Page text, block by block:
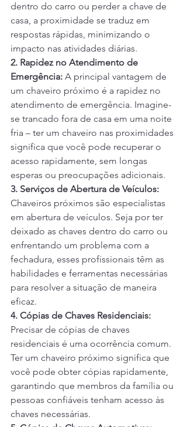
dentro do carro ou perder a chave de
casa, a proximidade se traduz em
respostas rápidas, minimizando o
impacto nas atividades diárias.
2. Rapidez no Atendimento de
Emergência: A principal vantagem de
um chaveiro próximo é a rapidez no
atendimento de emergência. Imagine-
se trancado fora de casa em uma noite
fria – ter um chaveiro nas proximidades
significa que você pode recuperar o
acesso rapidamente, sem longas
esperas ou preocupações adicionais.
3. Serviços de Abertura de Veículos:
Chaveiros próximos são especialistas
em abertura de veículos. Seja por ter
deixado as chaves dentro do carro ou
enfrentando um problema com a
fechadura, esses profissionais têm as
habilidades e ferramentas necessárias
para resolver a situação de maneira
eficaz.
4. Cópias de Chaves Residenciais:
Precisar de cópias de chaves
residenciais é uma ocorrência comum.
Ter um chaveiro próximo significa que
você pode obter cópias rapidamente,
garantindo que membros da família ou
pessoas confiáveis tenham acesso às
chaves necessárias.